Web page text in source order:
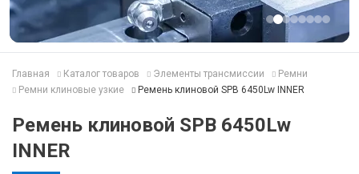
Главная Каталог товаров Элементы трансмиссии
Ремни
Ремни клиновые узкие
Ремень клиновой SPB 6450Lw INNER
Ремень клиновой SPB 6450Lw
INNER